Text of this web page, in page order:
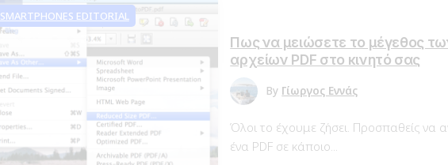
SMARTPHONES EDITORIAL
Πως να μειώσετε το μέγεθος
αρχείων PDF στο κινητό σας
By Γίωργος Εννάς
Όλοι το έχουμε ζήσει. Προσπαθείς να
ένα PDF σε κάποιο...